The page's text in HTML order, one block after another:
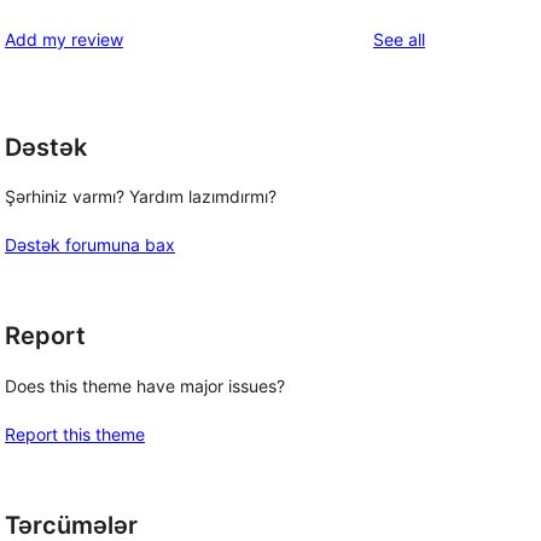
Add my review See allreviews
Dəstək
Şərhiniz varmı? Yardım lazımdırmı?
Dəstək forumuna bax
Report
Does this theme have major issues?
Report this theme
Tərcümələr